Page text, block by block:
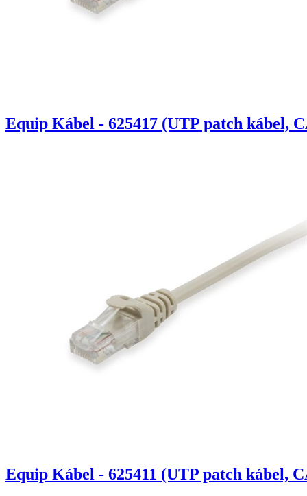
Equip Kábel - 625417 (UTP patch kábel,
Equip Kábel - 625411 (UTP patch kábel,